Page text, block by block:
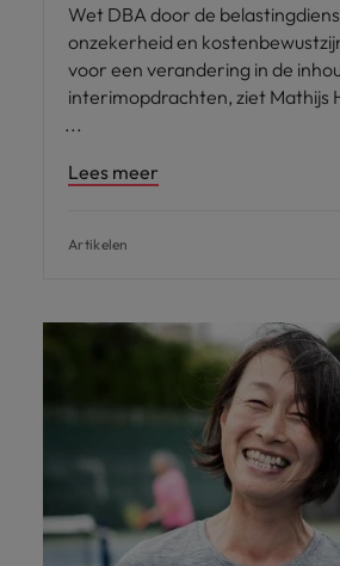
Wet DBA door de
onzekerheid en
voor een verandering in de
interimopdrachten, ziet Mathijs
Lees meer
Artikelen